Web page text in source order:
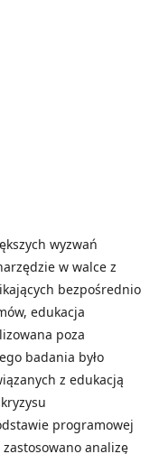
wyzwań
w walce z
bezpośrednio
edukacja
poza
badania było
z edukacją
programowej
zastosowano analizę